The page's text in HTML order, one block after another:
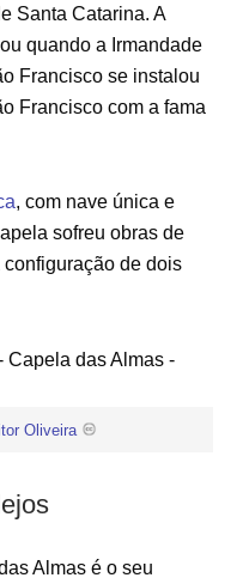
Santa Catarina. A
quando a Irmandade
Francisco se instalou
Francisco com a fama
, com nave única e
sofreu obras de
de dois
Oliveira
Almas é o seu